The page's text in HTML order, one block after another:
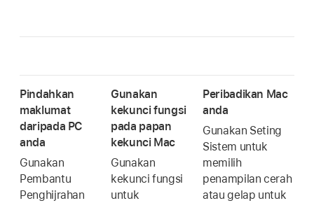
Pindahkan
maklumat
daripada PC
anda
Gunakan
Pembantu
Penghijrahan
Gunakan
kekunci fungsi
pada papan
kekunci Mac
Gunakan
kekunci fungsi
untuk
Peribadikan Mac
anda
Gunakan Seting
Sistem untuk
memilih
penampilan cerah
atau gelap untuk